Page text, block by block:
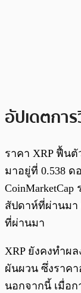
อัปเดตการ
ราคา XRP ฟื้นตั
มาอยู่ที่ 0.538
สัปดาห์ที่ผ่านมา
ที่ผ่านมา
XRP ยังคงทำผ
ผันผวน ซึ่งราค
นอกจากนี้ เมื่อ